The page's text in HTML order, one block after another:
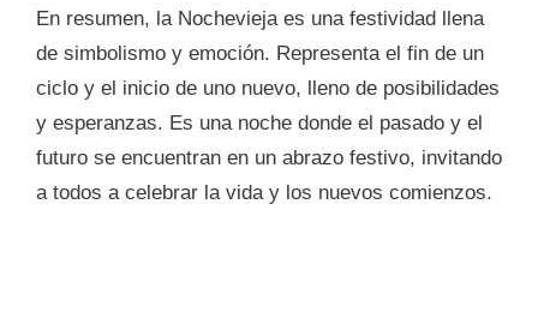
En resumen, la Nochevieja es una festividad llena
de simbolismo y emoción. Representa el fin de un
ciclo y el inicio de uno nuevo, lleno de posibilidades
y esperanzas. Es una noche donde el pasado y el
futuro se encuentran en un abrazo festivo, invitando
a todos a celebrar la vida y los nuevos comienzos.